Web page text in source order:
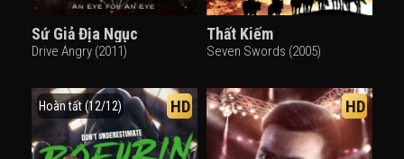
Sứ Giả Địa Ngục
Drive Angry (2011)
Thất Kiếm
Seven Swords (2005)
Hoàn tất (12/12) HD HD